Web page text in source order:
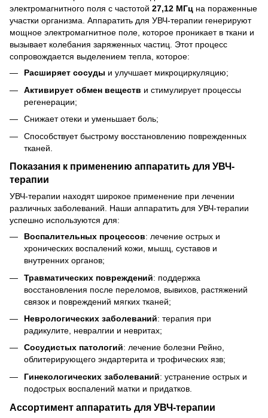
электромагнитного поля с частотой 27,12 МГц на пораженные
участки организма. Аппаратить для УВЧ-терапии генерируют
мощное электромагнитное поле, которое проникает в ткани и
вызывает колебания заряженных частиц. Этот процесс
сопровождается выделением тепла, которое:
Расширяет сосуды и улучшает микроциркуляцию;
Активирует обмен веществ и стимулирует процессы
регенерации;
Снижает отеки и уменьшает боль;
Способствует быстрому восстановлению поврежденных
тканей.
Показания к применению аппаратить для УВЧ-
терапии
УВЧ-терапии находят широкое применение при лечении
различных заболеваний. Наши аппаратить для УВЧ-терапии
успешно используются для:
Воспалительных процессов: лечение острых и
хронических воспалений кожи, мышц, суставов и
внутренних органов;
Травматических повреждений: поддержка
восстановления после переломов, вывихов, растяжений
связок и повреждений мягких тканей;
Неврологических заболеваний: терапия при
радикулите, невралгии и невритах;
Сосудистых патологий: лечение болезни Рейно,
облитерирующего эндартерита и трофических язв;
Гинекологических заболеваний: устранение острых и
подострых воспалений матки и придатков.
Ассортимент аппаратить для УВЧ-терапии